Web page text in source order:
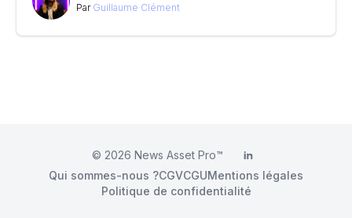
Par Guillaume Clément
© 2026 News Asset Pro™ LinkedIn
Qui sommes-nous ?CGVCGUMentions légales
Politique de confidentialité